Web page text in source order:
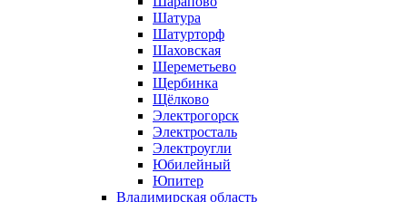
Шатура
Шатурторф
Шаховская
Шереметьево
Щербинка
Щёлково
Электрогорск
Электросталь
Электроугли
Юбилейный
Юпитер
Владимирская область